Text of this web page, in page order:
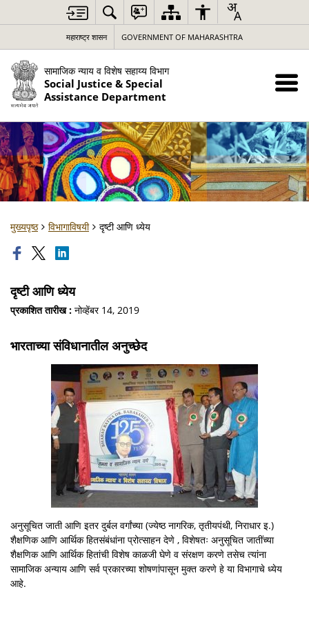
महाराष्ट्र शासन GOVERNMENT OF MAHARASHTRA
सामाजिक न्याय व विशेष सहाय्य विभाग
Social Justice & Special
Assistance Department
मुख्यपृष्ठ विभागाविषयी दृष्टी आणि ध्येय
दृष्टी आणि ध्येय
प्रकाशित तारीख : नोव्हेंबर 14, 2019
भारताच्या संविधानातील अनुच्छेद
अनुसूचित जाती आणि इतर दुर्बल वर्गांच्या (ज्येष्ठ नागरिक, तृतीयपंथी, निराधार इ.)
शैक्षणिक आणि आर्थिक हितसंबंधांना प्रोत्साहन देणे , विशेषतः अनुसूचित जातींच्या
शैक्षणिक आणि आर्थिक हितांची विशेष काळजी घेणे व संरक्षण करणे तसेच त्यांना
सामाजिक अन्याय आणि सर्व प्रकारच्या शोषणांपासून मुक्त करणे हे या विभागाचे ध्येय
आहे.